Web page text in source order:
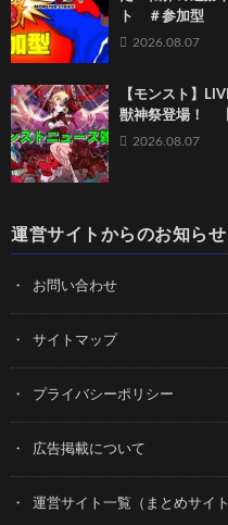
ト ＃参加型
2026.08.07
【モンスト】
獣神祭登場！ 【
2026.08.07
運営サイトからのお知らせ
お問い合わせ
サイトマップ
プライバシーポリシー
広告掲載について
運営サイト一覧（まとめサイト